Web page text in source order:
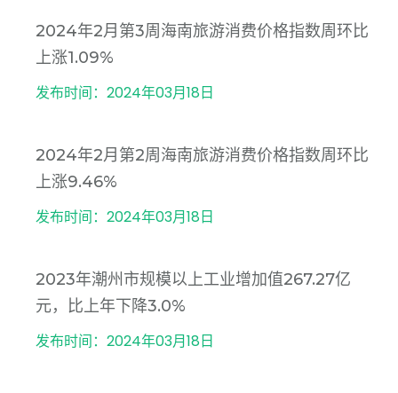
2024年2月第3周海南旅游消费价格指数周环比
上涨1.09%
发布时间：2024年03月18日
2024年2月第2周海南旅游消费价格指数周环比
上涨9.46%
发布时间：2024年03月18日
2023年潮州市规模以上工业增加值267.27亿
元，比上年下降3.0%
发布时间：2024年03月18日